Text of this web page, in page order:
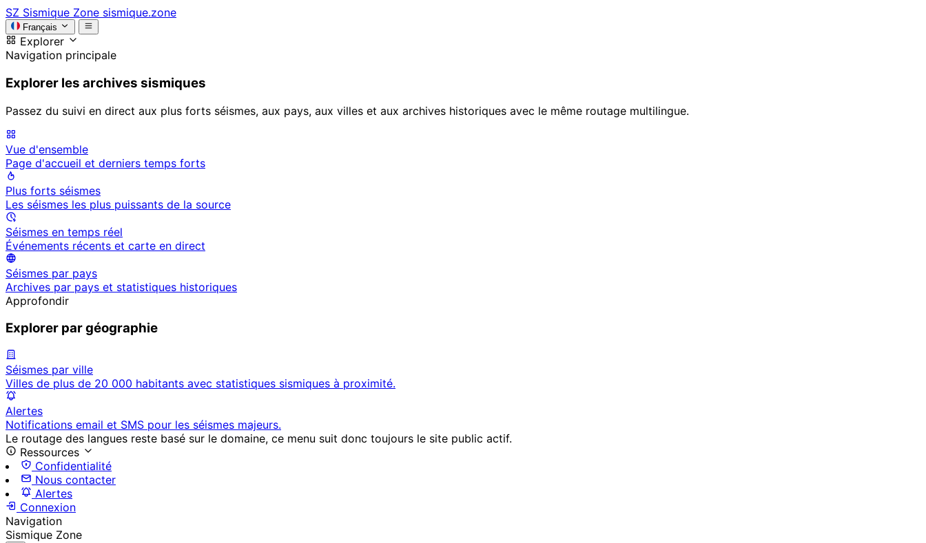
SZ Sismique Zone sismique.zone
Français
Explorer
Navigation principale
Explorer les archives sismiques
Passez du suivi en direct aux plus forts séismes, aux pays, aux villes et aux archives historiques avec le même routage multilingue.
Vue d'ensemble
Page d'accueil et derniers temps forts
Plus forts séismes
Les séismes les plus puissants de la source
Séismes en temps réel
Événements récents et carte en direct
Séismes par pays
Archives par pays et statistiques historiques
Approfondir
Explorer par géographie
Séismes par ville
Villes de plus de 20 000 habitants avec statistiques sismiques à proximité.
Alertes
Notifications email et SMS pour les séismes majeurs.
Le routage des langues reste basé sur le domaine, ce menu suit donc toujours le site public actif.
Ressources
Confidentialité
Nous contacter
Alertes
Connexion
Navigation
Sismique Zone